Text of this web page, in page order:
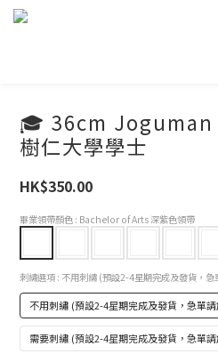
🎓 36cm Joguman
樹仁大學學士
HK$350.00
畢業領帶顏色 : Bachelor of Arts 深紫色領帶
刺繡選項 : 不用刺繡 (預設2-4星期完成及發貨，
不用刺繡 (預設2-4星期完成及發貨，急單
需要刺繡 (預設2-4星期完成及發貨，急單